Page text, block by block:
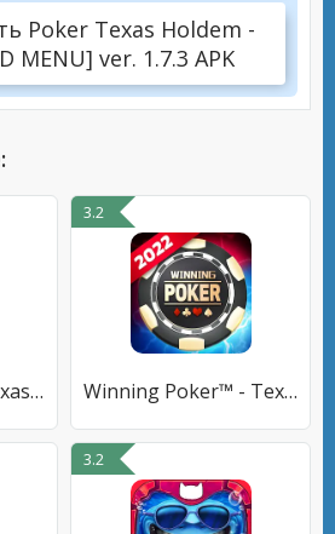
Poker Texas Holdem -
MENU] ver. 1.7.3 APK
Appeak Poker - Texas Holdem
3.2
Winning Poker™ - Texas Holdem
3.2